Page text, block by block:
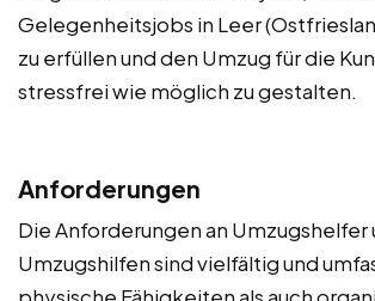
Gelegenheitsjobs in Leer
zu erfüllen und den Umzug für die
stressfrei wie möglich zu gestalten.
Anforderungen
Die Anforderungen an Umzugshelfer
Umzugshilfen sind vielfältig und